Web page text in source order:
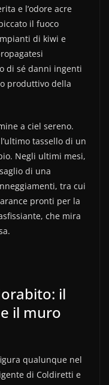
e l’odore acre
il fuoco
di kiwi e
di sé danni ingenti
produttivo della
a ciel sereno.
tassello di un
Negli ultimi mesi,
di una
tra cui
pronti per la
che mira
il
il muro
qualunque nel
di Coldiretti e